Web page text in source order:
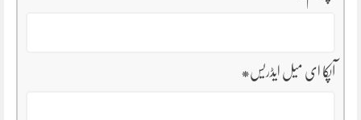
آپکا ای میل ایڈریس*